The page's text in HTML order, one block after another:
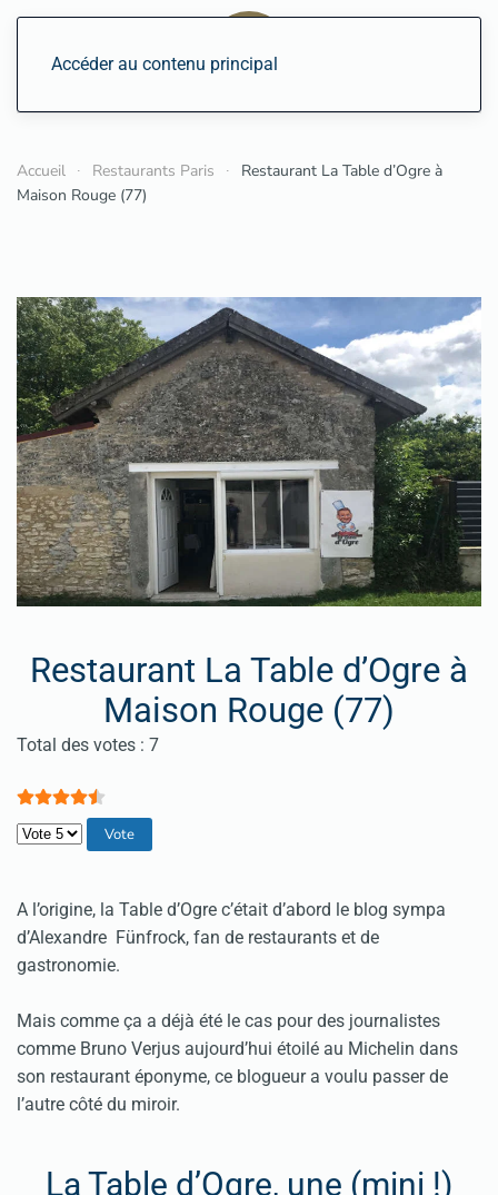
Accéder au contenu principal
Accueil Restaurants Paris
Restaurant La Table d’Ogre à
Maison Rouge (77)
Restaurant La Table d’Ogre à
Maison Rouge (77)
Vote utilisateur:4.5
Total des votes : 7
Veuillez voter
A l’origine, la Table d’Ogre c’était d’abord le blog sympa
d’Alexandre Fünfrock, fan de restaurants et de
gastronomie.
Mais comme ça a déjà été le cas pour des journalistes
comme Bruno Verjus aujourd’hui étoilé au Michelin dans
son restaurant éponyme, ce blogueur a voulu passer de
l’autre côté du miroir.
La Table d’Ogre, une (mini !)